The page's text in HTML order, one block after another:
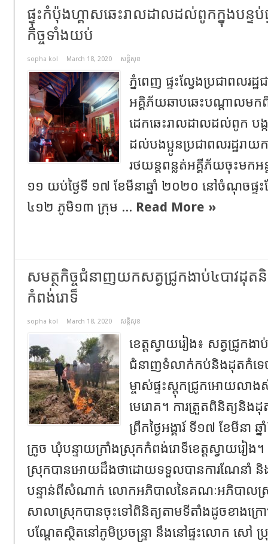
ផ្ទុះកំប៉ុងហ្គាសឆេះរាលដាលដល់ពូកក្នុងបន្ទប់
កិច្ចទាំងយប់
sopha kol March 18, 2020 សន្តិសុខ
ភ្នំពេញ ផ្ទះល្វែងប្រជាពលរដ្
អគ្គិភ័យឆាបឆេះបណ្ដាលមកពី
ដេកឆេះរាលដាលដល់ពូក បង្កឲ្
ដល់បងប្អូនប្រជាពលរដ្ឋរា
រថយន្តពន្លត់អគ្គីភ័យចុះមកអ
១១ យប់ថ្ងៃទី ១៧ ខែមីនាឆ្នាំ ២០២០ នៅចំណុចផ្ទះ
៤១២ ភូមិ១៣ ក្រុម ... Read More »
សមត្ថកិច្ចជំនាញយកសត្វជ្រូកងាប់៤បាវដុ
កំពង់រោទ៏
sopha kol March 18, 2020 សន្តិសុខ
ខេត្តស្វាយរៀង៖ សត្វជ្រូកងា
ជំនាញទំលាក់កប់និងដុតកំទ
ម្ចាស់ផ្ទះស្តុកជ្រូកអោយលាង
មេរោគ។ ការត្រួតពិនិត្យនិងដុ
ព្រឹកថ្ងៃអង្គារ៍ ទី១៧ ខែមីនា
ក្រូច ឃុំបន្ទាយក្រាំងស្រុកកំពង់រោទ៏ខេត្តស្វាយរៀង។
ស្រុកបានអោយដឹងថាដោយទទួលបានការណែនាំ និ
បន្ទាន់ពីសំណាក់ លោកអភិបាលនៃគណៈអភិបាលស្
សាលាស្រុកបានចុះទៅពិនិត្យតាមទីតាំងដូចខាងក្រ
បណ្ដែតស្ថិតនៅភូមិប្រចន្រ្ទា នឹងនៅផ្ទះលោក សៅ